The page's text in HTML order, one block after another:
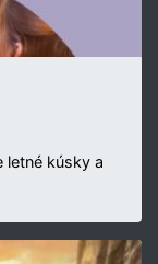
letné kúsky a